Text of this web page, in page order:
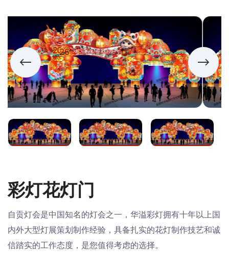
彩灯花灯门
自贡灯会是中国知名的灯会之一，华溢彩灯拥有十年以上国
内外大型灯展策划制作经验，具备扎实的花灯制作技艺和诚
信踏实的工作态度，是您值得考虑的选择。